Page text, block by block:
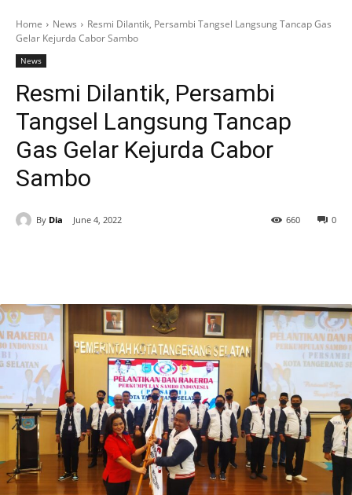
Home News
Resmi Dilantik, Persambi Tangsel Langsung Tancap Gas
Gelar Kejurda Cabor Sambo
News
Resmi Dilantik, Persambi
Tangsel Langsung Tancap
Gas Gelar Kejurda Cabor
Sambo
By Dia June 4, 2022 0
660